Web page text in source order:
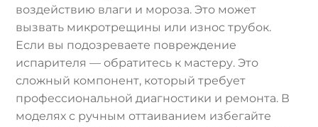
воздействию влаги и мороза. Это может
вызвать микротрещины или износ трубок.
Если вы подозреваете повреждение
испарителя — обратитесь к мастеру. Это
сложный компонент, который требует
профессиональной диагностики и ремонта. В
моделях с ручным оттаиванием избегайте